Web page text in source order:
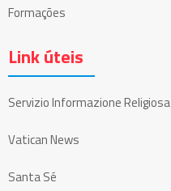
Formações
Link úteis
Servizio Informazione Religiosa
Vatican News
Santa Sé